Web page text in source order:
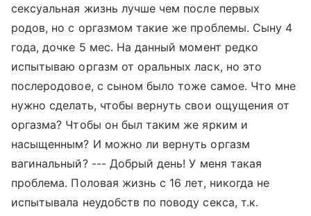
сексуальная жизнь лучше чем после первых
родов, но с оргазмом такие же проблемы. Сыну 4
года, дочке 5 мес. На данный момент редко
испытываю оргазм от оральных ласк, но это
послеродовое, с сыном было тоже самое. Что мне
нужно сделать, чтобы вернуть свои ощущения от
оргазма? Чтобы он был таким же ярким и
насыщенным? И можно ли вернуть оргазм
вагинальный? --- Добрый день! У меня такая
проблема. Половая жизнь с 16 лет, никогда не
испытывала неудобств по поводу секса, т.к.